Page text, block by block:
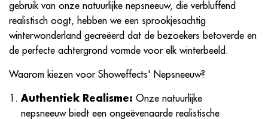
gebruik van onze natuurlijke nepsneeuw, die verbluffend
realistisch oogt, hebben we een sprookjesachtig
winterwonderland gecreëerd dat de bezoekers betoverde en
de perfecte achtergrond vormde voor elk winterbeeld.
Waarom kiezen voor Showeffects' Nepsneeuw?
Authentiek Realisme: Onze natuurlijke
nepsneeuw biedt een ongeëvenaarde realistische